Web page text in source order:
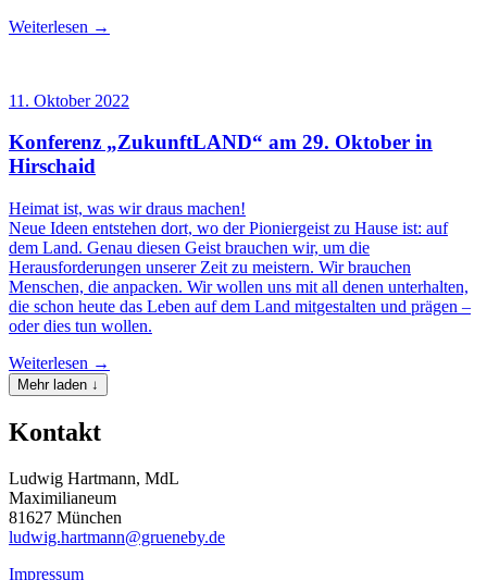
Weiterlesen →
11. Oktober 2022
Konferenz „ZukunftLAND“ am 29. Oktober in
Hirschaid
Heimat ist, was wir draus machen!
Neue Ideen entstehen dort, wo der Pioniergeist zu Hause ist: auf
dem Land. Genau diesen Geist brauchen wir, um die
Herausforderungen unserer Zeit zu meistern. Wir brauchen
Menschen, die anpacken. Wir wollen uns mit all denen unterhalten,
die schon heute das Leben auf dem Land mitgestalten und prägen –
oder dies tun wollen.
Weiterlesen →
Mehr laden ↓
Kontakt
Ludwig Hartmann, MdL
Maximilianeum
81627 München
ludwig.hartmann@grueneby.de
Impressum